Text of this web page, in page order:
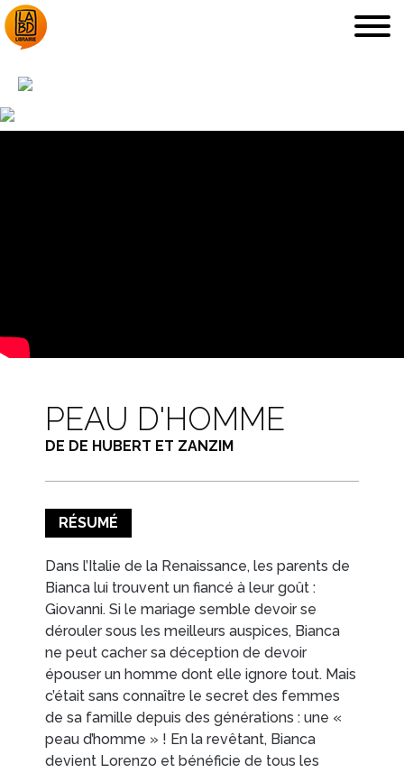
EN IMAGES
PEAU D'HOMME
DE DE HUBERT ET ZANZIM
RÉSUMÉ
Dans l’Italie de la Renaissance, les parents de
Bianca lui trouvent un fiancé à leur goût :
Giovanni. Si le mariage semble devoir se
dérouler sous les meilleurs auspices, Bianca
ne peut cacher sa déception de devoir
épouser un homme dont elle ignore tout. Mais
c’était sans connaître le secret des femmes
de sa famille depuis des générations : une «
peau d’homme » ! En la revêtant, Bianca
devient Lorenzo et bénéficie de tous les